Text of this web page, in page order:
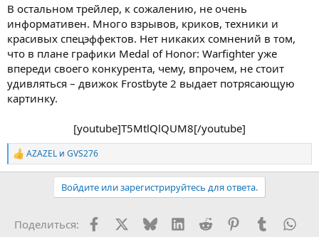
В остальном трейлер, к сожалению, не очень
информативен. Много взрывов, криков, техники и
красивых спецэффектов. Нет никаких сомнений в том,
что в плане графики Medal of Honor: Warfighter уже
впереди своего конкурента, чему, впрочем, не стоит
удивляться – движок Frostbyte 2 выдает потрясающую
картинку.
[youtube]T5MtlQlQUM8[/youtube]​
Р
е
и
AZAZEL и GVS276
Войдите или зарегистрируйтесь для ответа.
Поделиться: FacebookX (Twitter)
BlueskyLinkedInReddit PinterestTumblr